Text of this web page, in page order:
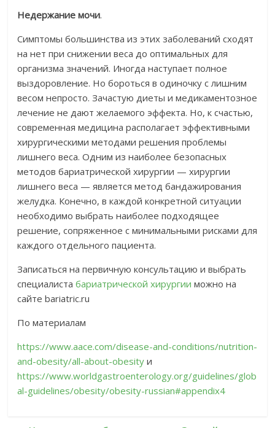
Недержание мочи.
Симптомы большинства из этих заболеваний сходят
на нет при снижении веса до оптимальных для
организма значений. Иногда наступает полное
выздоровление. Но бороться в одиночку с лишним
весом непросто. Зачастую диеты и медикаментозное
лечение не дают желаемого эффекта. Но, к счастью,
современная медицина располагает эффективными
хирургическими методами решения проблемы
лишнего веса. Одним из наиболее безопасных
методов бариатрической хирургии — хирургии
лишнего веса — является метод бандажирования
желудка. Конечно, в каждой конкретной ситуации
необходимо выбрать наиболее подходящее
решение, сопряженное с минимальными рисками для
каждого отдельного пациента.
Записаться на первичную консультацию и выбрать
специалистабариатрической хирургии можно на
сайте bariatric.ru
По материалам
https://www.aace.com/disease-and-conditions/nutrition-
and-obesity/all-about-obesity и
https://www.worldgastroenterology.org/guidelines/glob
al-guidelines/obesity/obesity-russian#appendix4